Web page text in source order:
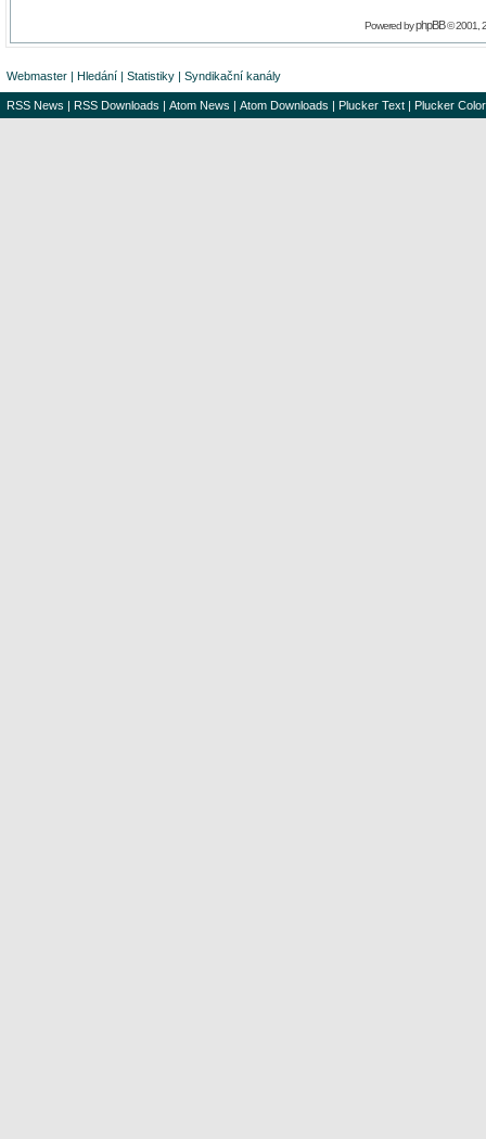
Powered byphpBB© 2001,
Webmaster | Hledání | Statistiky | Syndikační kanály
RSS News | RSS Downloads | Atom News | Atom Downloads | Plucker Text | Plucker Color